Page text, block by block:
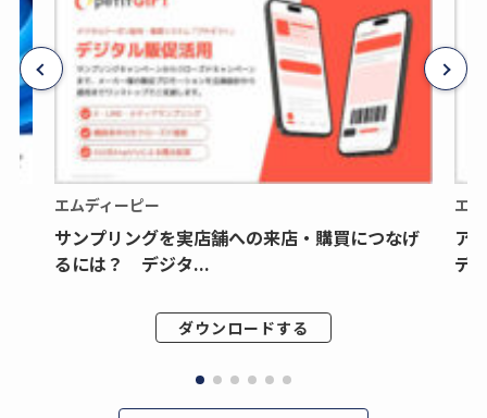
エムディーピー
サンプリングを実店舗への来店・購買につなげ
るには？ デジタ...
ダウンロードする
エ
ア
デ